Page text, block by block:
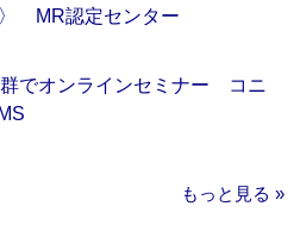
MR認定センター
でオンラインセミナー コニ
もっと見る »